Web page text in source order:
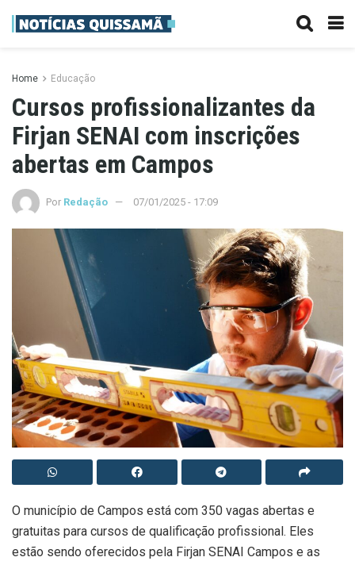
Home Educação
Cursos profissionalizantes da
Firjan SENAI com inscrições
abertas em Campos
Por Redação 07/01/2025 - 17:09
O município de Campos está com 350 vagas abertas e
gratuitas para cursos de qualificação profissional. Eles
estão sendo oferecidos pela Firjan SENAI Campos e as